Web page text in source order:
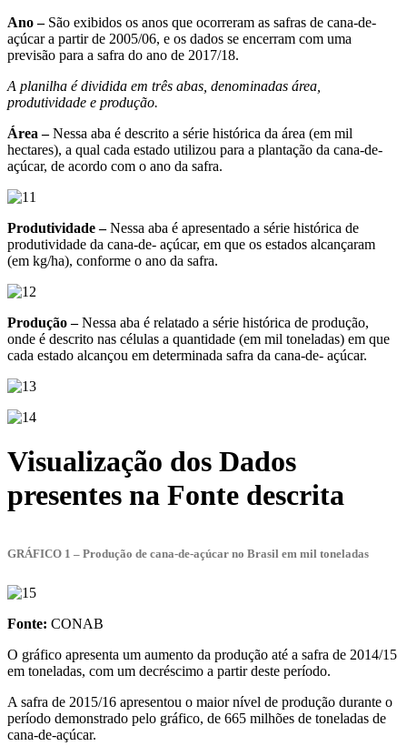
Ano – São exibidos os anos que ocorreram as safras de cana-de-
açúcar a partir de 2005/06, e os dados se encerram com uma
previsão para a safra do ano de 2017/18.
A planilha é dividida em três abas, denominadas área,
produtividade e produção.
Área –Nessa aba é descrito a série histórica da área (em mil
hectares), a qual cada estado utilizou para a plantação da cana-de-
açúcar, de acordo com o ano da safra.
Produtividade –Nessa aba é apresentado a série histórica de
produtividade da cana-de- açúcar, em que os estados alcançaram
(em kg/ha), conforme o ano da safra.
Produção –Nessa aba é relatado a série histórica de produção,
onde é descrito nas células a quantidade (em mil toneladas) em que
cada estado alcançou em determinada safra da cana-de- açúcar.
Visualização dos Dados
presentes na Fonte descrita
GRÁFICO 1 – Produção de cana-de-açúcar no Brasil em mil toneladas
Fonte: CONAB
O gráfico apresenta um aumento da produção até a safra de 2014/15
em toneladas, com um decréscimo a partir deste período.
A safra de 2015/16 apresentou o maior nível de produção durante o
período demonstrado pelo gráfico, de 665 milhões de toneladas de
cana-de-açúcar.